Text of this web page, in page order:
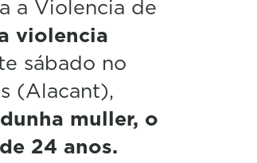
a Violencia de
violencia
sábado no
(Alacant),
muller, o
24 anos.